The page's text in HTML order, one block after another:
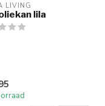
LIVING
lila